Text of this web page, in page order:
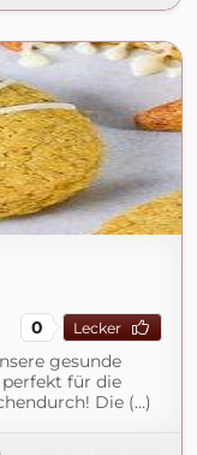
0 Lecker
gesunde
für die
Die (...)